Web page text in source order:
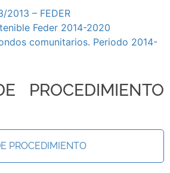
2013 – FEDER
Feder 2014-2020
comunitarios. Periodo 2014-
PROCEDIMIENTO
PROCEDIMIENTO